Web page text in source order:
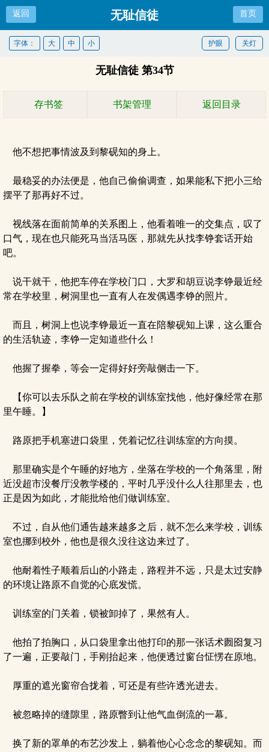
返回 无耻信徒 首页
关灯
护眼
字体： 大 中 小
无耻信徒 第34节
存书签 书架管理 返回目录
他不想把事情波及到黎砚知的身上。
最稳妥的办法便是，他自己偷偷调查，如果能私下把小三给
摆平了那再好不过。
视线落在面前简单的关系图上，他看着唯一的交集点，叹了
口气，现在也只能死马当活马医，那就先从找李铮套话开始
吧。
说干就干，他把车停在学校门口，大罗和胡豆说李铮最近经
常在学校里，树洞里也一直有人在发偶遇李铮的照片。
而且，树洞上也说李铮最近一直在陪黎砚知上课，这么重合
的生活轨迹，李铮一定知道些什么！
他握了握拳，等会一定得好好旁敲侧击一下。
【你可以去乐队之前在学校的训练室找他，他好像经常在那
里午睡。】
路原把手机塞进口袋里，凭着记忆往训练室的方向摸。
那里确实是个午睡的好地方，坐落在学校的一个角落里，附
近没超市没餐厅没教学楼的，平时几乎没什么人往那里去，也
正是因为如此，才能批给他们做训练室。
不过，自从他们通告越来越多之后，就不怎么来学校，训练
室也挪到校外，他也是很久没往这边来过了。
他耐着性子顺着后山的小路走，路程并不远，只是太过安静
的环境让路原不自觉的心底发慌。
训练室的门关着，锁被卸掉了，果然有人。
他拍了拍胸口，从口袋里拿出他打印的那一张话术囫囵复习
了一遍，正要敲门，手刚抬起来，他便透过窗台怔愣在原地。
厚重的遮光窗帘合拢着，可还是有些许透光进去。
被忽略掉的缝隙里，路原瞥到让他气血倒流的一幕。
换了新的罩单的布艺沙发上，躺着他心心念念的黎砚知。而